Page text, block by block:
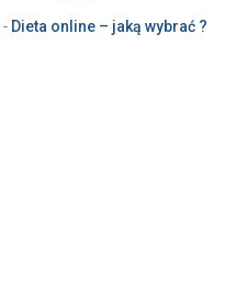
- Dieta online – jaką wybrać ?